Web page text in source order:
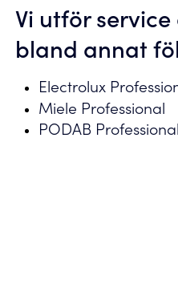
Vi utför
bland annat
Electrolux
Miele Professional
PODAB Professional